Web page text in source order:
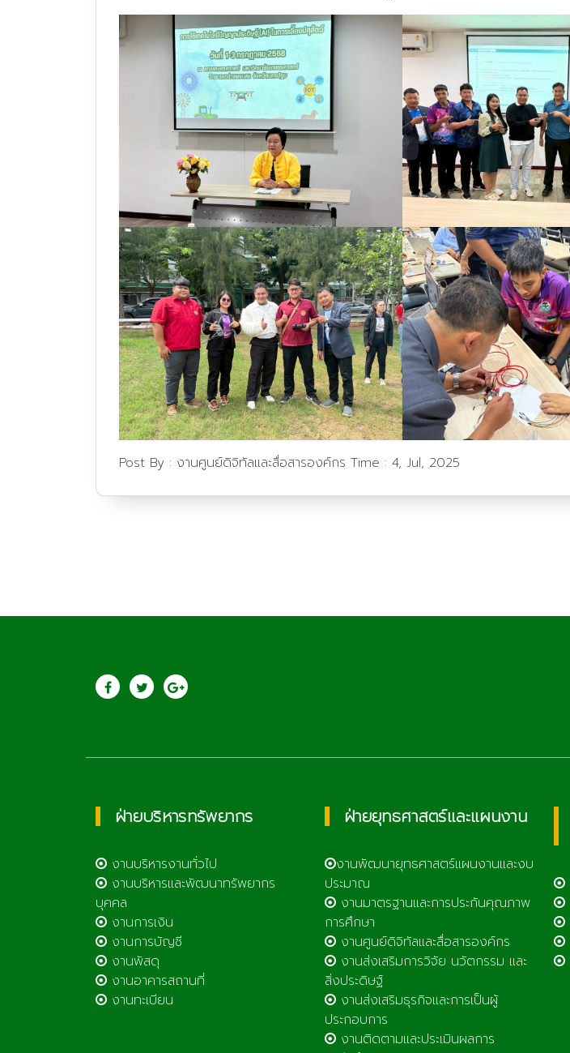
Post By : งานศูนย์ดิจิทัลและสื่อสารองค์กร Time : 4, Jul, 2025
ประชาสัมพันธ์
วิทยาลัยเกษตรและ
เทคโนโลยีลำพูน
ฝ่ายบริหารทรัพยากร
งานบริหารงานทั่วไป
งานบริหารและพัฒนาทรัพยากร
บุคคล
งานการเงิน
งานการบัญชี
งานพัสดุ
งานอาคารสถานที่
งานทะเบียน
ฝ่ายยุทธศาสตร์และแผนงาน
งานพัฒนายุทธศาสตร์แผนงานและงบ
ประมาณ
งานมาตรฐานและการประกันคุณภาพ
การศึกษา
งานศูนย์ดิจิทัลและสื่อสารองค์กร
งานส่งเสริมการวิจัย นวัตกรรม และ
สิ่งประดิษฐ์
งานส่งเสริมธุรกิจและการเป็นผู้
ประกอบการ
งานติดตามและประเมินผลการ